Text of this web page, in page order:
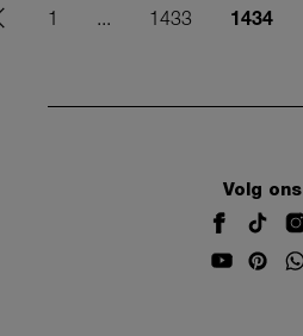
1 ... 1433 1434
Volg ons